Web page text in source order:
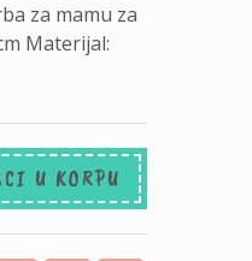
za mamu za
Materijal:
U KORPU